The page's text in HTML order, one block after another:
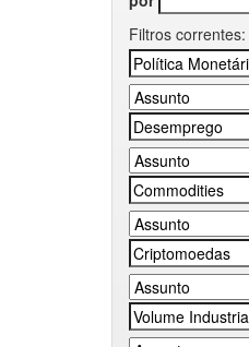
Filtros correntes: